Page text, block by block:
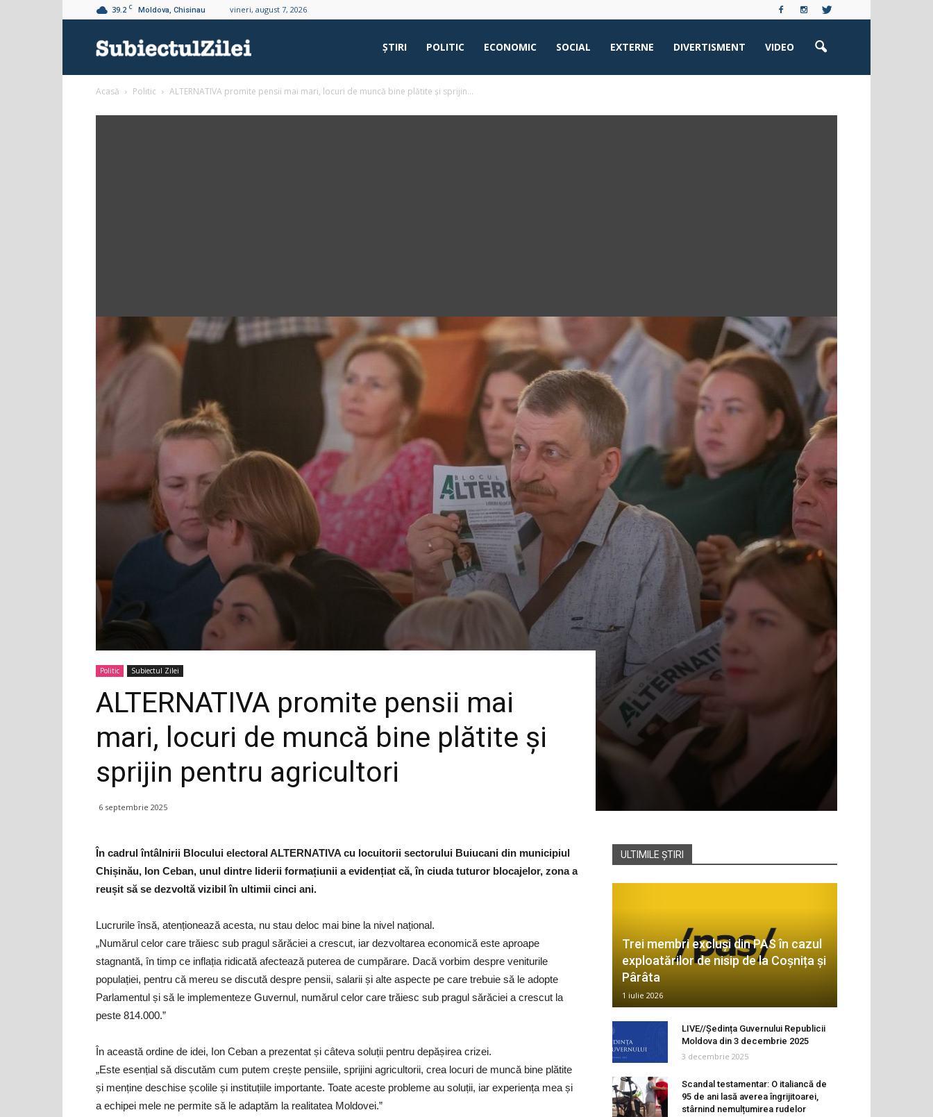
39.2 C Moldova, Chisinau vineri, august 7, 2026
ŞTIRI POLITIC ECONOMIC SOCIAL EXTERNE DIVERTISMENT VIDEO
Acasă Politic ALTERNATIVA promite pensii mai mari, locuri de muncă bine plătite și sprijin...
Politic Subiectul Zilei
ALTERNATIVA promite pensii mai
mari, locuri de muncă bine plătite și
sprijin pentru agricultori
6 septembrie 2025
În cadrul întâlnirii Blocului electoral ALTERNATIVA cu locuitorii sectorului Buiucani din municipiul
Chișinău, Ion Ceban, unul dintre liderii formațiunii a evidențiat că, în ciuda tuturor blocajelor, zona a
reușit să se dezvoltă vizibil în ultimii cinci ani.
Lucrurile însă, atenționează acesta, nu stau deloc mai bine la nivel național.
„Numărul celor care trăiesc sub pragul sărăciei a crescut, iar dezvoltarea economică este aproape
stagnantă, în timp ce inflația ridicată afectează puterea de cumpărare. Dacă vorbim despre veniturile
populației, pentru că mereu se discută despre pensii, salarii și alte aspecte pe care trebuie să le adopte
Parlamentul și să le implementeze Guvernul, numărul celor care trăiesc sub pragul sărăciei a crescut la
peste 814.000.”
În această ordine de idei, Ion Ceban a prezentat și câteva soluții pentru depășirea crizei.
„Este esențial să discutăm cum putem crește pensiile, sprijini agricultorii, crea locuri de muncă bine plătite
și menține deschise școlile și instituțiile importante. Toate aceste probleme au soluții, iar experiența mea și
a echipei mele ne permite să le adaptăm la realitatea Moldovei.”
ULTIMILE ȘTIRI
Trei membri excluși din PAS în cazul
exploatărilor de nisip de la Coșnița și
Pârâta
1 iulie 2026
LIVE//Ședința Guvernului Republicii
Moldova din 3 decembrie 2025
3 decembrie 2025
Scandal testamentar: O italiancă de
95 de ani lasă averea îngrijitoarei,
stârnind nemulțumirea rudelor